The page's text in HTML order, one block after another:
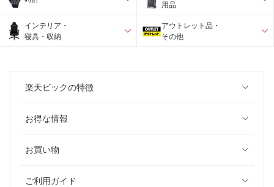
用品
インテリア・
寝具・収納
アウトレット品・
その他
楽天ビックの特徴
お得な情報
お買い物
ご利用ガイド